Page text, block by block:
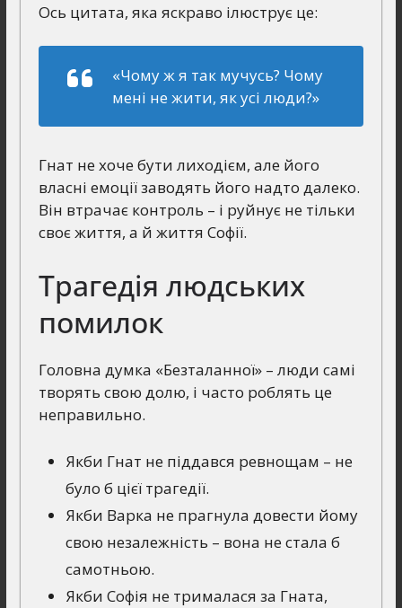
Ось цитата, яка яскраво ілюструє це:
«Чому ж я так мучусь? Чому
мені не жити, як усі люди?»
Гнат не хоче бути лиходієм, але його
власні емоції заводять його надто далеко.
Він втрачає контроль – і руйнує не тільки
своє життя, а й життя Софії.
Трагедія людських
помилок
Головна думка «Безталанної» – люди самі
творять свою долю, і часто роблять це
неправильно.
Якби Гнат не піддався ревнощам – не
було б цієї трагедії.
Якби Варка не прагнула довести йому
свою незалежність – вона не стала б
самотньою.
Якби Софія не трималася за Гната,